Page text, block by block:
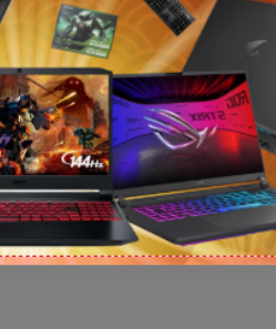
AIO Cooler
360 Atmos
Black
-21%
Tản nhiệt nước
Master
II LCD ARGB
4.154.000₫
4.890.000₫ -